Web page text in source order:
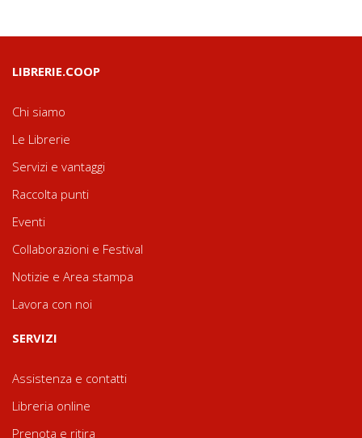
LIBRERIE.COOP
Chi siamo
Le Librerie
Servizi e vantaggi
Raccolta punti
Eventi
Collaborazioni e Festival
Notizie e Area stampa
Lavora con noi
SERVIZI
Assistenza e contatti
Libreria online
Prenota e ritira